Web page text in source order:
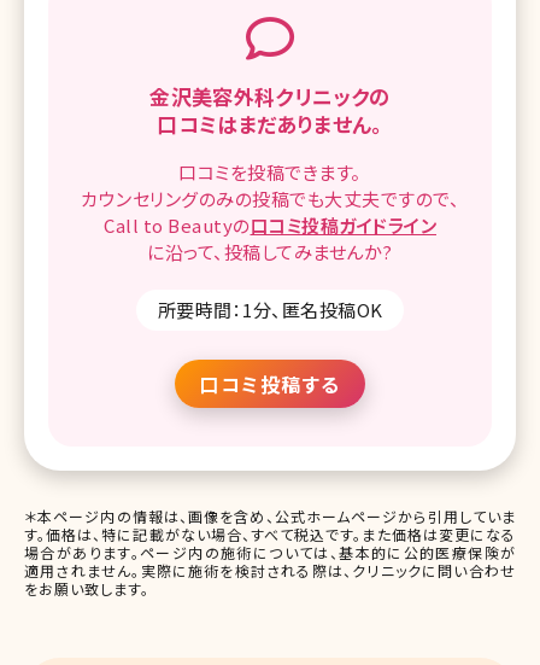
金沢美容外科クリニックの
口コミはまだありません。
口コミを投稿できます。
カウンセリングのみの投稿でも大丈夫ですので、
Call to Beautyの口コミ投稿ガイドライン
に沿って、 投稿してみませんか?
所要時間：1分、匿名投稿OK
口コミ投稿する
＊本ページ内の情報は、画像を含め、公式ホームページから引用していま
す。価格は、特に記載がない場合、すべて税込です。また価格は変更になる
場合があります。ページ内の施術については、基本的に公的医療保険が
適用されません。実際に施術を検討される際は、クリニックに問い合わせ
をお願い致します。